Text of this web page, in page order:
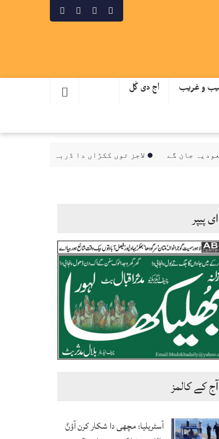
و غریب اج دی گَل
جان گے لاجز توں ککڑاں دا ڈربہ چنگا، سینیٹ
ای پیپر
آج کے کالمز
آسٹریلیا: مچھی دا شکار کرن آؤݨ